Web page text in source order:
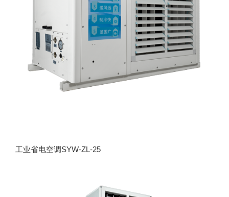
工业省电空调SYW-ZL-25